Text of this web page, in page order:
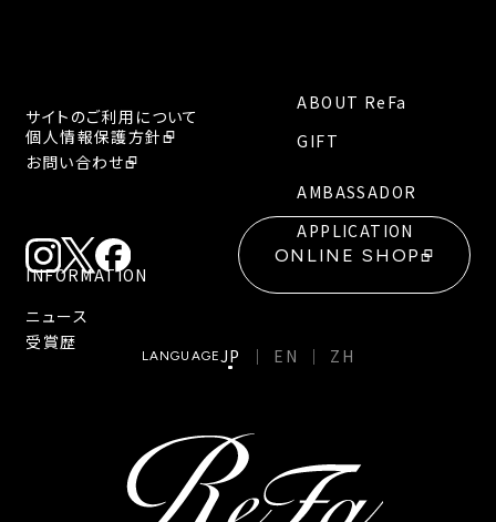
INFORMATION
ニュース
受賞歴
ABOUT ReFa
GIFT
AMBASSADOR
APPLICATION
サイトのご利用について
個人情報保護方針
お問い合わせ
ONLINE SHOP
LANGUAGEJP EN ZH